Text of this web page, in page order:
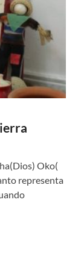
Oko(
representa